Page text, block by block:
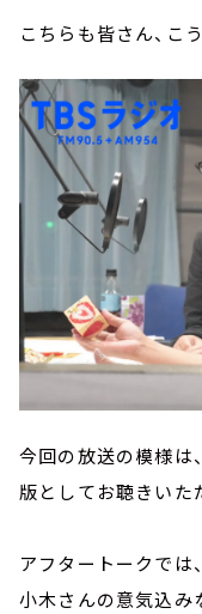
こちらも皆さん、こう
今回の放送の模様は
版としてお聴きいた
アフタートークでは
小木さんの意気込み